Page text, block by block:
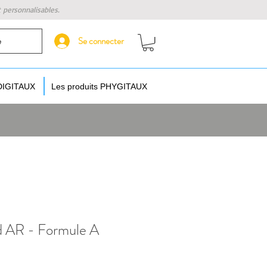
Se connecter
Les produits PHYGITAUX
AR - Formule A